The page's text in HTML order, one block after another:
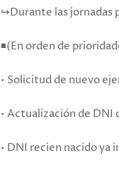
↪️Durante las jornadas
◾(En orden de
• Solicitud de nuevo
• Actualización de DNI
• DNI recien nacido